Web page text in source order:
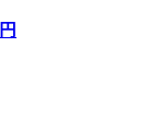
円